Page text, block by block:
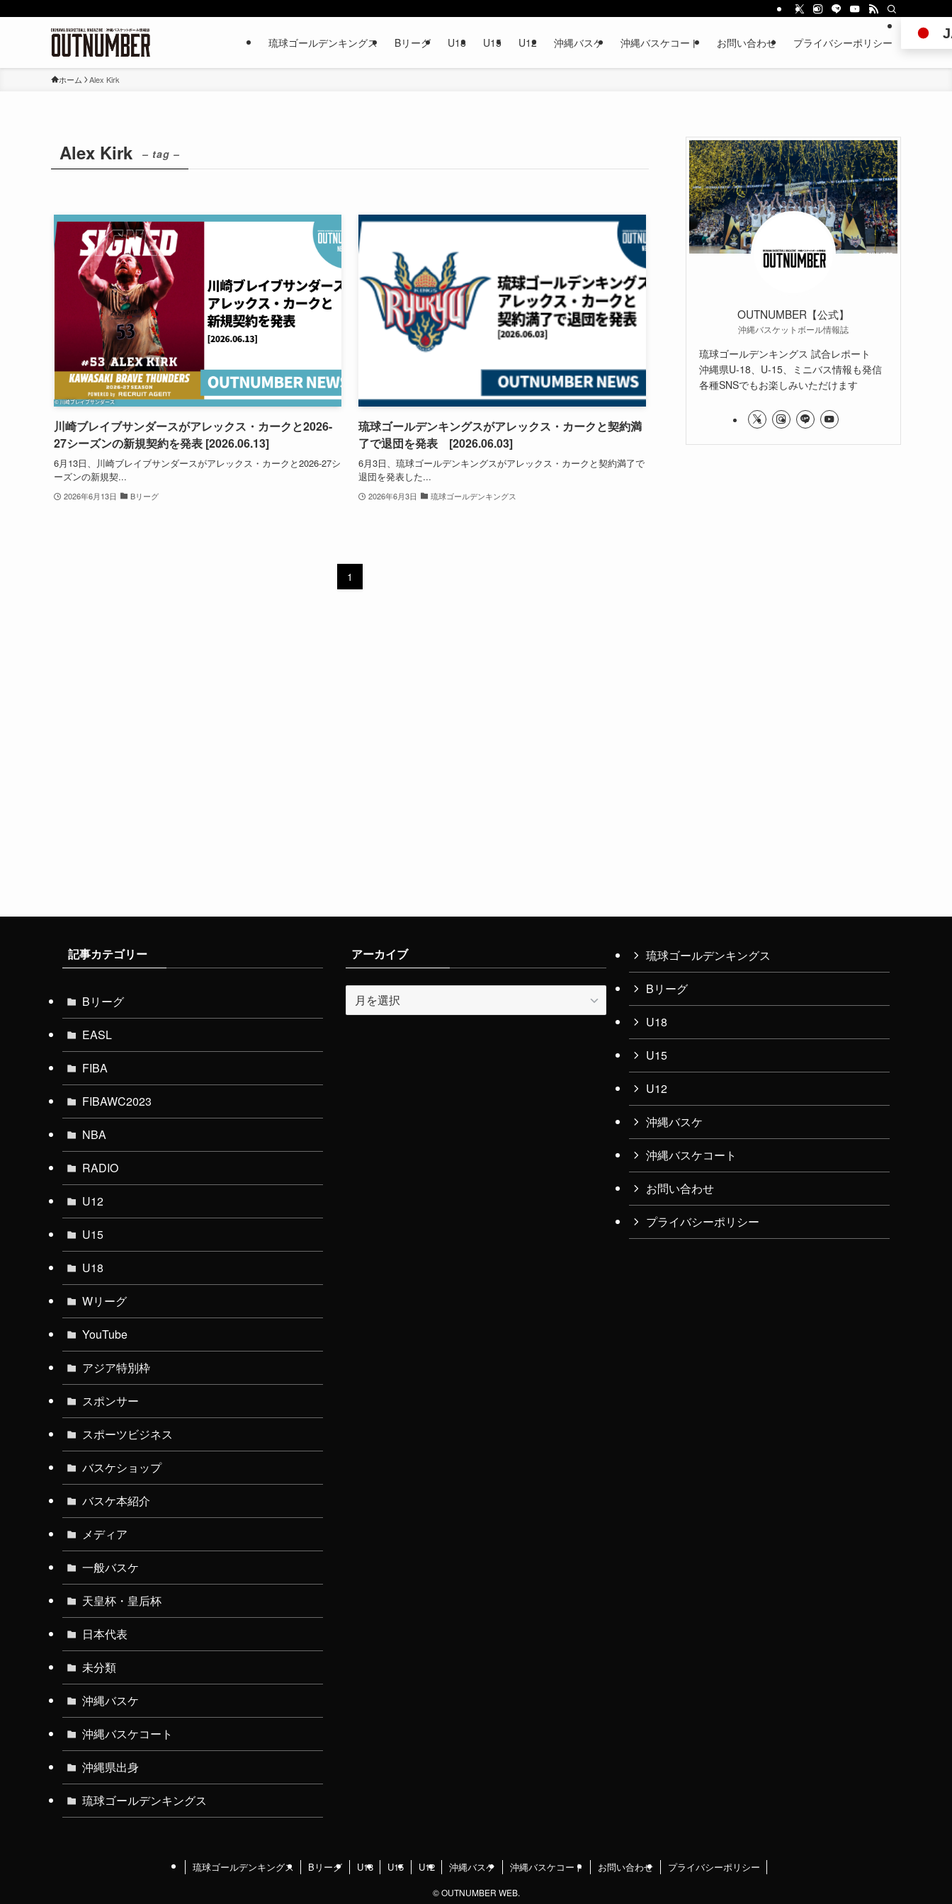
琉球ゴールデンキングス Bリーグ U18 U15 U12 沖縄バスケ 沖縄バスケコート お問い合わせ プライバシーポリシー
ホーム Alex Kirk
Alex Kirk – tag –
川崎ブレイブサンダースがアレックス・カークと2026-
27シーズンの新規契約を発表 [2026.06.13]
6月13日、川崎ブレイブサンダースがアレックス・カークと2026-27シ
ーズンの新規契...
2026年6月13日 Bリーグ
琉球ゴールデンキングスがアレックス・カークと契約満
了で退団を発表 [2026.06.03]
6月3日、琉球ゴールデンキングスがアレックス・カークと契約満了で
退団を発表した...
2026年6月3日 琉球ゴールデンキングス
1
OUTNUMBER【公式】
沖縄バスケットボール情報誌
琉球ゴールデンキングス 試合レポート
沖縄県U-18、U-15、ミニバス情報も発信
各種SNSでもお楽しみいただけます
記事カテゴリー
Bリーグ
EASL
FIBA
FIBAWC2023
NBA
RADIO
U12
U15
U18
Wリーグ
YouTube
アジア特別枠
スポンサー
スポーツビジネス
バスケショップ
バスケ本紹介
メディア
一般バスケ
天皇杯・皇后杯
日本代表
未分類
沖縄バスケ
沖縄バスケコート
沖縄県出身
琉球ゴールデンキングス
アーカイブ
ー
琉球ゴールデンキングス
Bリーグ
U18
U15
U12
沖縄バスケ
沖縄バスケコート
お問い合わせ
プライバシーポリシー
琉球ゴールデンキングス Bリーグ U18 U15 U12 沖縄バスケ 沖縄バスケコート お問い合わせ プライバシーポリシー
©OUTNUMBER WEB.